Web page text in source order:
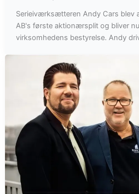
Serieiværksætteren Andy Cars blev
AB's første aktionærsplit og bliver
virksomhedens bestyrelse. Andy